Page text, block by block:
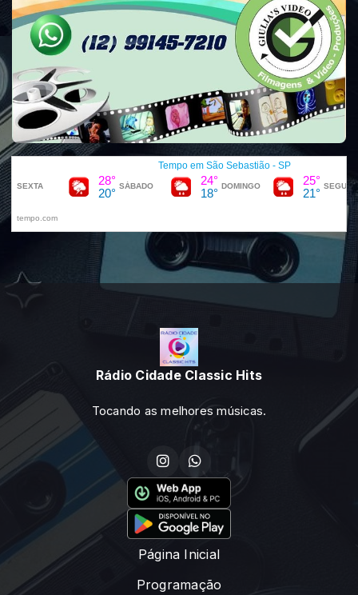
Rádio Cidade Classic Hits
Tocando as melhores músicas.
Página Inicial
Programação